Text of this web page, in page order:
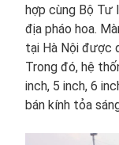
hợp cùng Bộ Tư
địa pháo hoa.
tại Hà Nội được
Trong đó, hệ
inch, 5 inch, 6
bán kính tỏa